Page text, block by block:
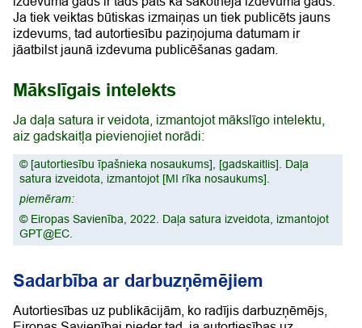
Ja tiek veiktas būtiskas izmaiņas un tiek publicēts jauns
izdevums, tad autortiesību paziņojuma datumam ir
jāatbilst jaunā izdevuma publicēšanas gadam.
Mākslīgais intelekts
Ja daļa satura ir veidota, izmantojot mākslīgo intelektu,
aiz gadskaitļa pievienojiet norādi:
© [autortiesību īpašnieka nosaukums] [gadskaitlis]
Daļa
satura izveidota, izmantojot [MI rīka nosaukums].
piemēram:
© Eiropas Savienība, 2022. Daļa satura izveidota, izmantojot
GPT@EC.
Sadarbība ar darbuzņēmējiem
Autortiesības uz publikācijām, ko radījis darbuzņēmējs,